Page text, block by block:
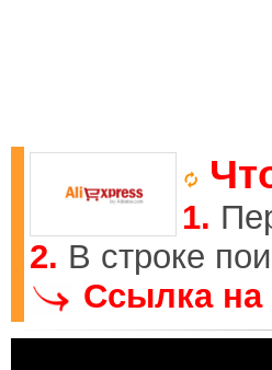
1.
2. В строке
Ссылка на